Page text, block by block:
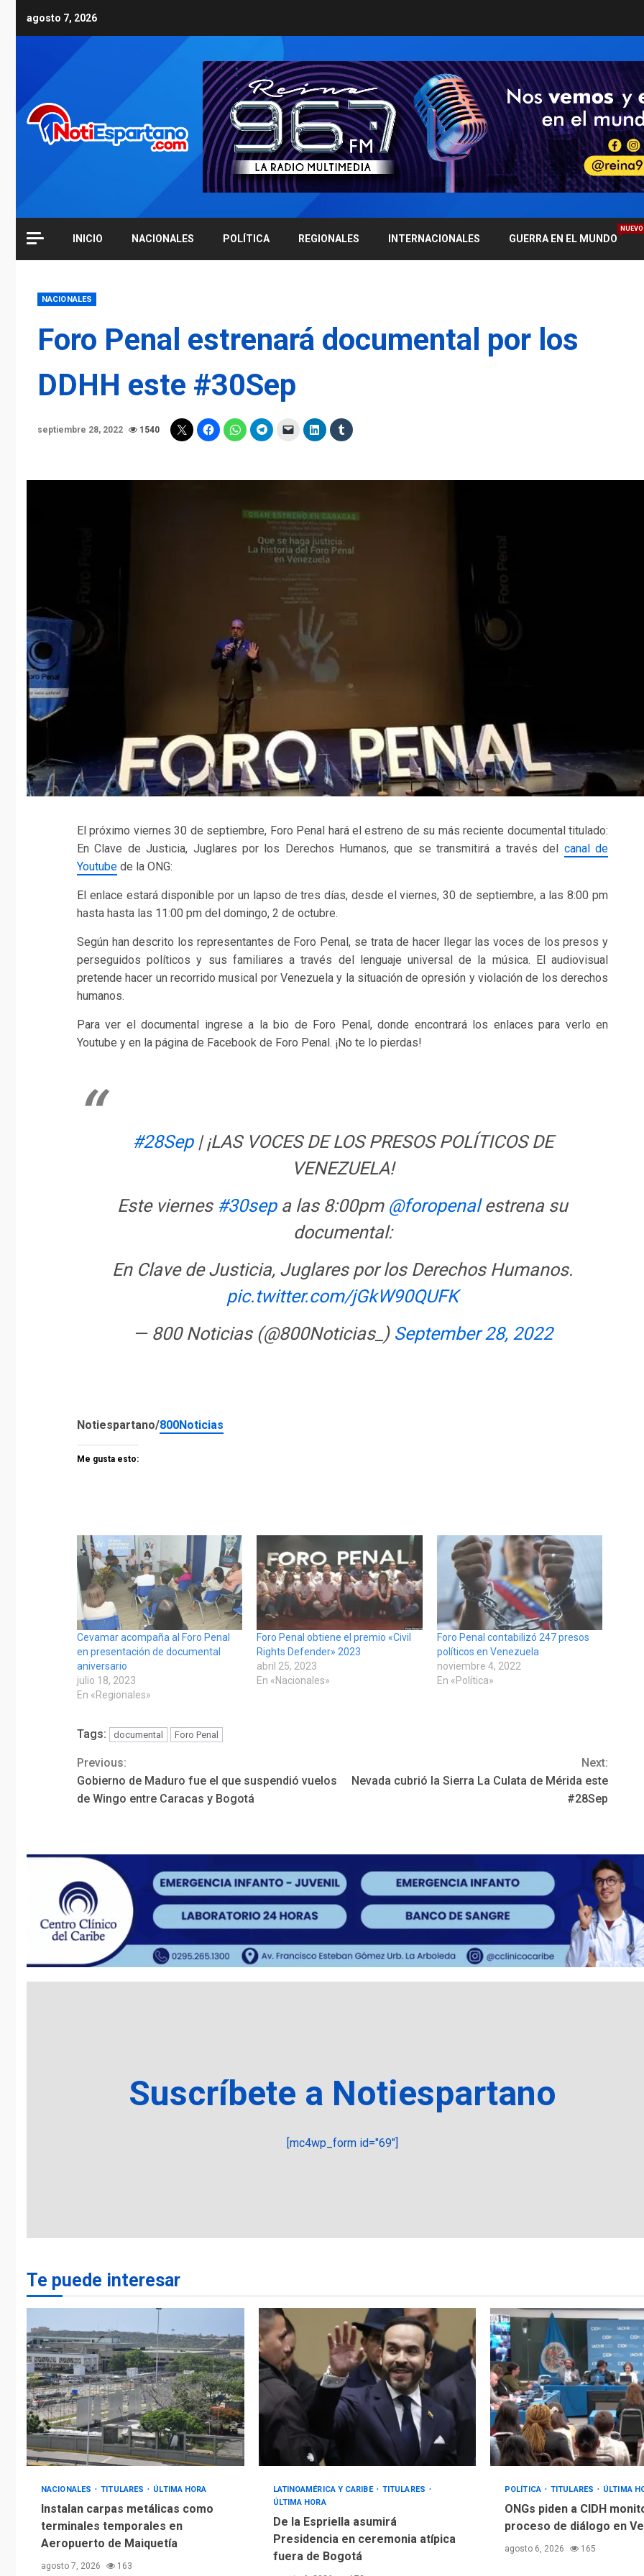
agosto 7, 2026
INICIO NACIONALES POLÍTICA REGIONALES INTERNACIONALES GUERRA EN EL MUNDO
NUEVO
NACIONALES
Foro Penal estrenará documental por los
DDHH este #30Sep
septiembre 28, 2022 1540
El próximo viernes 30 de septiembre, Foro Penal hará el estreno de su más reciente documental titulado:
En Clave de Justicia, Juglares por los Derechos Humanos, que se transmitirá a través del canal de
Youtube de la ONG:
El enlace estará disponible por un lapso de tres días, desde el viernes, 30 de septiembre, a las 8:00 pm
hasta hasta las 11:00 pm del domingo, 2 de octubre.
Según han descrito los representantes de Foro Penal, se trata de hacer llegar las voces de los presos y
perseguidos políticos y sus familiares a través del lenguaje universal de la música. El audiovisual
pretende hacer un recorrido musical por Venezuela y la situación de opresión y violación de los derechos
humanos.
Para ver el documental ingrese a la bio de Foro Penal, donde encontrará los enlaces para verlo en
Youtube y en la página de Facebook de Foro Penal. ¡No te lo pierdas!
#28Sep| ¡LAS VOCES DE LOS PRESOS POLÍTICOS DE
VENEZUELA!
Este viernes #30sepa las 8:00pm @foropenalestrena su
documental:
En Clave de Justicia, Juglares por los Derechos Humanos.
pic.twitter.com/jGkW90QUFK
— 800 Noticias (@800Noticias_) September 28, 2022
Notiespartano/800Noticias
Me gusta esto:
Cevamar acompaña al Foro Penal
en presentación de documental
aniversario
julio 18, 2023
En «Regionales»
Foro Penal obtiene el premio «Civil
Rights Defender» 2023
abril 25, 2023
En «Nacionales»
Foro Penal contabilizó 247 presos
políticos en Venezuela
noviembre 4, 2022
En «Política»
Tags: documental Foro Penal
Continue
Reading
Previous:
Gobierno de Maduro fue el que suspendió vuelos
de Wingo entre Caracas y Bogotá
Next:
Nevada cubrió la Sierra La Culata de Mérida este
#28Sep
Suscríbete a Notiespartano
[mc4wp_form id="69"]
Te puede interesar
NACIONALES TITULARES ÚLTIMA HORA
Instalan carpas metálicas como
terminales temporales en
Aeropuerto de Maiquetía
agosto 7, 2026 163
LATINOAMÉRICA Y CARIBE
TITULARES
ÚLTIMA HORA
De la Espriella asumirá
Presidencia en ceremonia atípica
fuera de Bogotá
POLÍTICA TITULARES ÚLTIMA
ONGs piden a CIDH
proceso de diálogo en
agosto 6, 2026 165